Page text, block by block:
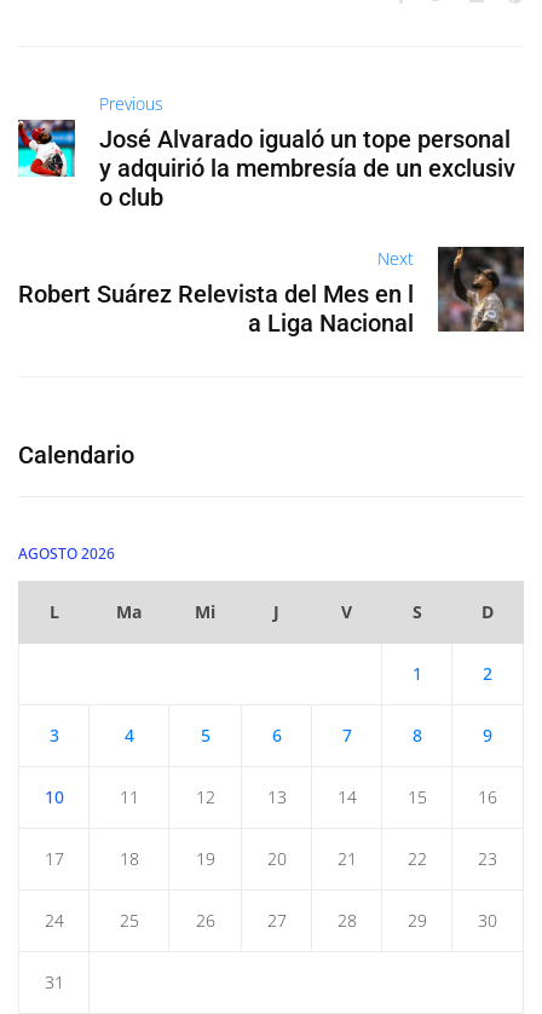
Previous
José Alvarado igualó un tope personal
y adquirió la membresía de un exclusiv
o club
Next
Robert Suárez Relevista del Mes en l
a Liga Nacional
Calendario
AGOSTO 2026
L Ma Mi J V S D
1 2
3 4 5 6 7 8 9
10 11 12 13 14 15 16
17 18 19 20 21 22 23
24 25 26 27 28 29 30
31